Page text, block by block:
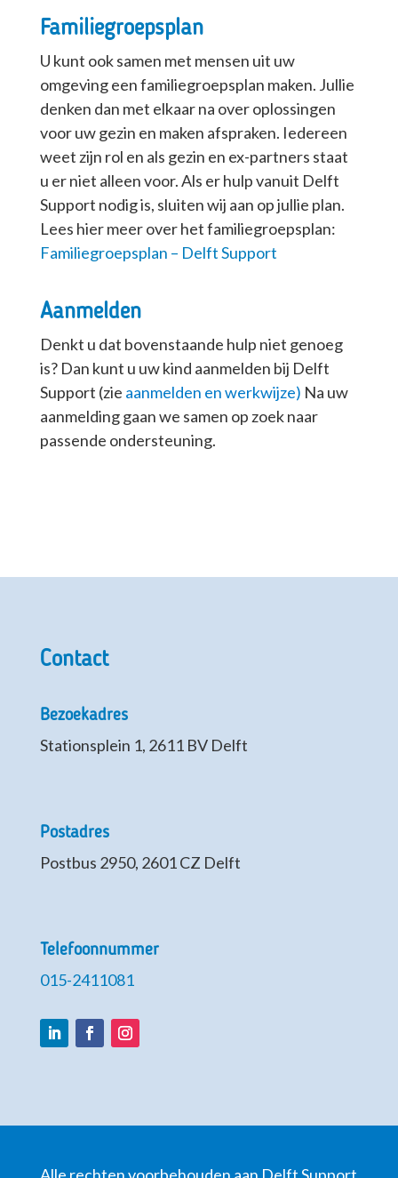
Familiegroepsplan
U kunt ook samen met mensen uit uw
omgeving een familiegroepsplan maken. Jullie
denken dan met elkaar na over oplossingen
voor uw gezin en maken afspraken. Iedereen
weet zijn rol en als gezin en ex-partners staat
u er niet alleen voor. Als er hulp vanuit Delft
Support nodig is, sluiten wij aan op jullie plan.
Lees hier meer over het familiegroepsplan:
Familiegroepsplan – Delft Support
Aanmelden
Denkt u dat bovenstaande hulp niet genoeg
is? Dan kunt u uw kind aanmelden bij Delft
Support (zie aanmelden en werkwijze) Na uw
aanmelding gaan we samen op zoek naar
passende ondersteuning.
Contact
Bezoekadres
Stationsplein 1, 2611 BV Delft
Postadres
Postbus 2950, 2601 CZ Delft
Telefoonnummer
015-2411081